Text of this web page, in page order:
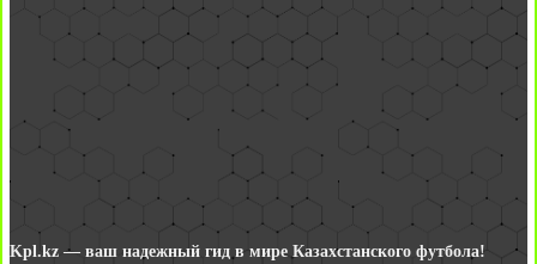
Kpl.kz — ваш надежный гид в мире Казахстанского футбола!